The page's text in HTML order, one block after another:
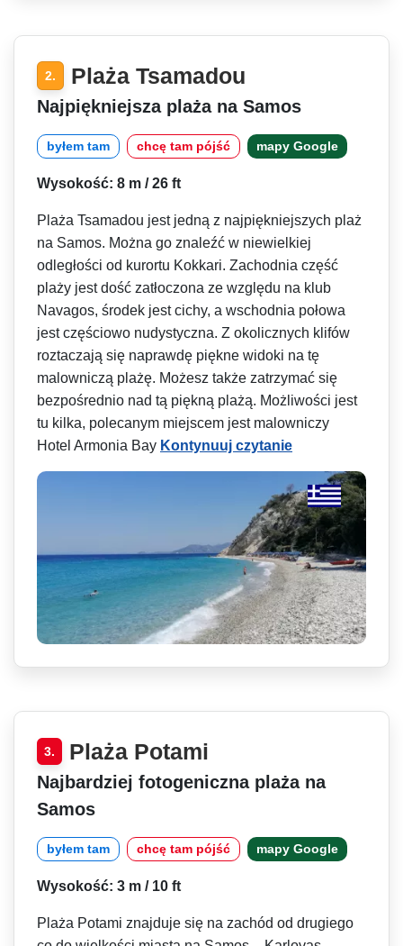
2. Plaża Tsamadou
Najpiękniejsza plaża na Samos
byłem tam chcę tam pójść mapy Google
Wysokość: 8 m / 26 ft
Plaża Tsamadou jest jedną z najpiękniejszych plaż
na Samos. Można go znaleźć w niewielkiej
odległości od kurortu Kokkari. Zachodnia część
plaży jest dość zatłoczona ze względu na klub
Navagos, środek jest cichy, a wschodnia połowa
jest częściowo nudystyczna. Z okolicznych klifów
roztaczają się naprawdę piękne widoki na tę
malowniczą plażę. Możesz także zatrzymać się
bezpośrednio nad tą piękną plażą. Możliwości jest
tu kilka, polecanym miejscem jest malowniczy
Hotel Armonia Bay Kontynuuj czytanie
3. Plaża Potami
Najbardziej fotogeniczna plaża na
Samos
byłem tam chcę tam pójść mapy Google
Wysokość: 3 m / 10 ft
Plaża Potami znajduje się na zachód od drugiego